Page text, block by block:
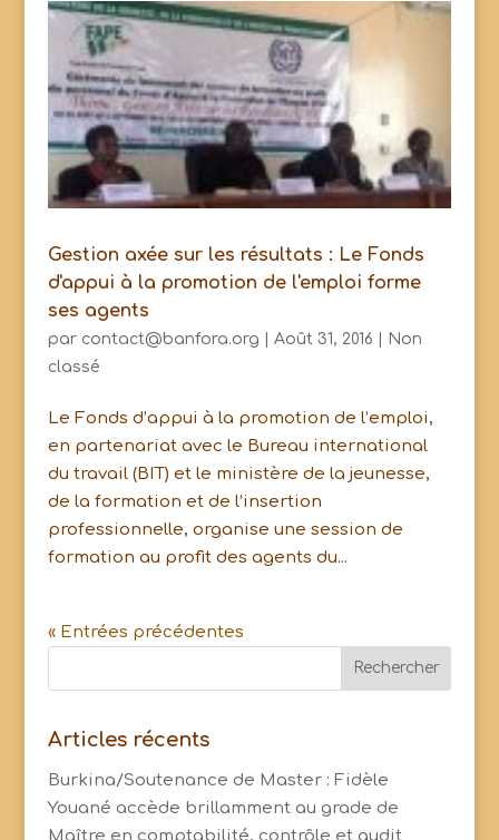
Gestion axée sur les résultats : Le Fonds
d'appui à la promotion de l'emploi forme
ses agents
par contact@banfora.org Août 31, 2016
Non
classé
Le Fonds d’appui à la promotion de l’emploi,
en partenariat avec le Bureau international
du travail (BIT) et le ministère de la jeunesse,
de la formation et de l’insertion
professionnelle, organise une session de
formation au profit des agents du...
« Entrées précédentes
Articles récents
Burkina/Soutenance de Master : Fidèle
Youané accède brillamment au grade de
Maître en comptabilité, contrôle et audit